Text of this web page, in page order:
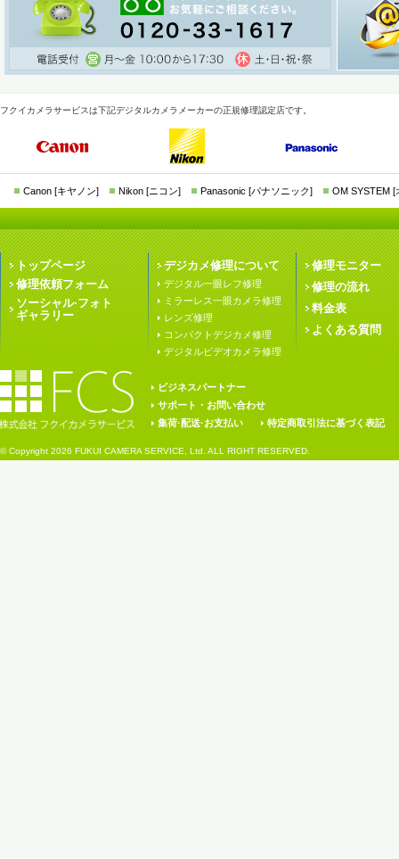
フクイカメラサービスは下記デジタルカメラメーカーの正規修理認定店です。
Canon [キヤノン] Nikon [ニコン] Panasonic [パナソニック] OM SYSTEM [
トップページ
修理依頼フォーム
ソーシャル·フォト
ギャラリー
デジカメ修理について
デジタル一眼レフ修理
ミラーレス一眼カメラ修理
レンズ修理
コンパクトデジカメ修理
デジタルビデオカメラ修理
修理モニター
修理の流れ
料金表
よくある質問
ビジネスパートナー
サポート・お問い合わせ
集荷·配送·お支払い
特定商取引法に基づく表記
© Copyright 2026 FUKUI CAMERA SERVICE, Ltd. ALL RIGHT RESERVED.